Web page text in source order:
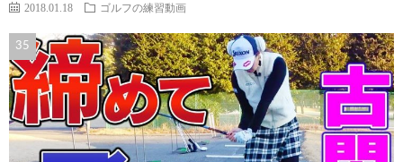
2018.01.18 ゴルフの練習動画